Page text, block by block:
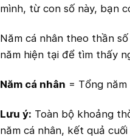
mình, từ con số này, bạn
Năm cá nhân theo thần
năm hiện tại để tìm thấy
Năm cá nhân = Tổng
Lưu ý: Toàn bộ khoảng
năm cá nhân, kết quả